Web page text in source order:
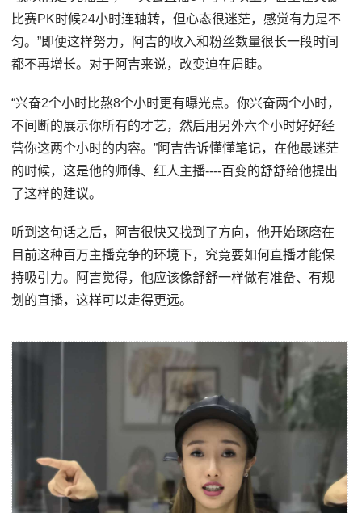
比赛PK时候24小时连轴转，但心态很迷茫，感觉有力是不
匀。”即便这样努力，阿吉的收入和粉丝数量很长一段时间
都不再增长。对于阿吉来说，改变迫在眉睫。
“兴奋2个小时比熬8个小时更有曝光点。你兴奋两个小时，
不间断的展示你所有的才艺，然后用另外六个小时好好经
营你这两个小时的内容。”阿吉告诉懂懂笔记，在他最迷茫
的时候，这是他的师傅、红人主播----百变的舒舒给他提出
了这样的建议。
听到这句话之后，阿吉很快又找到了方向，他开始琢磨在
目前这种百万主播竞争的环境下，究竟要如何直播才能保
持吸引力。阿吉觉得，他应该像舒舒一样做有准备、有规
划的直播，这样可以走得更远。